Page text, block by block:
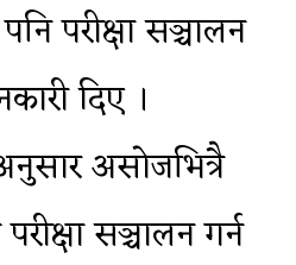
परीक्षा सञ्चालन
दिए ।
असोजभित्रै
सञ्चालन गर्न